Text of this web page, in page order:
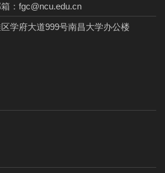
：fgc@ncu.edu.cn
学府大道999号南昌大学办公楼